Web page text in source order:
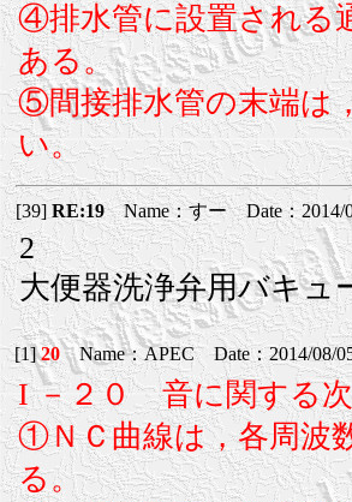
④排水管に設置される
ある。
⑤間接排水管の末端は
い。
[39] RE:19Name：すー Date：2014/
2
大便器洗浄弁用バキュ
[1]20Name：APEC Date：2014/08/
I －２０ 音に関する
①ＮＣ曲線は，各周波
る。